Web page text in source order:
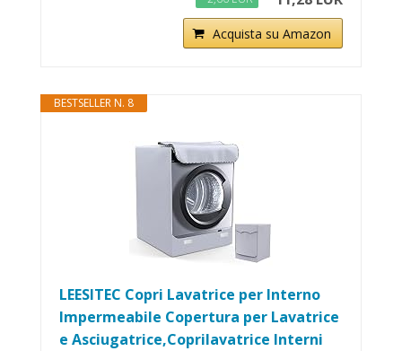
Acquista su Amazon
BESTSELLER N. 8
LEESITEC Copri Lavatrice per Interno
Impermeabile Copertura per Lavatrice
e Asciugatrice,Coprilavatrice Interni